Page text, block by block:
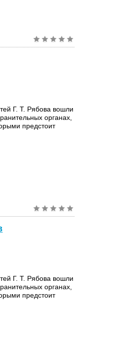
Г. Т. Рябова вошли
органах,
предстоит
Г. Т. Рябова вошли
органах,
предстоит